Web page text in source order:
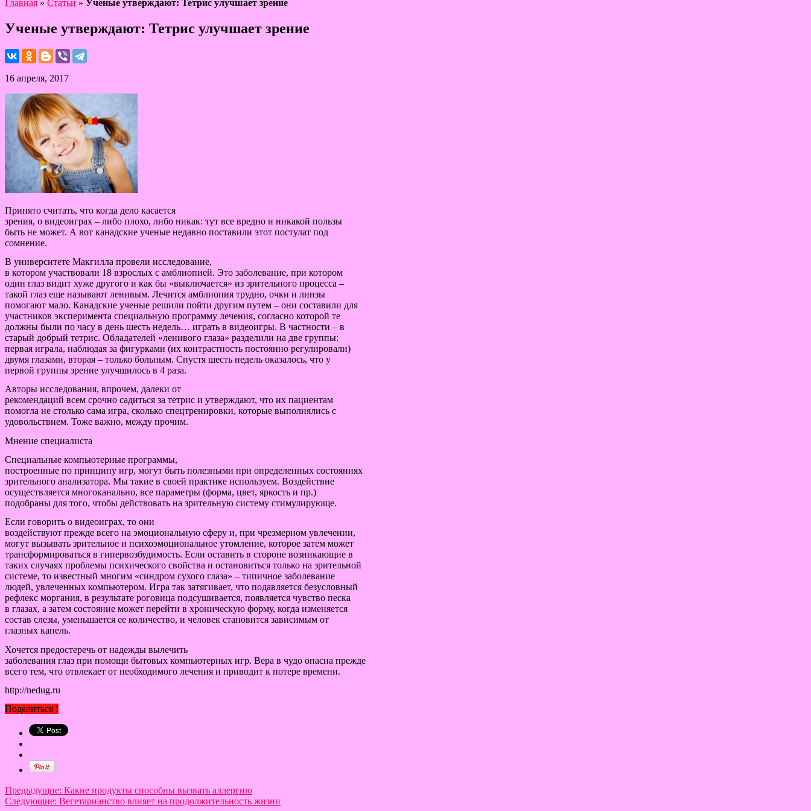
Главная » Статьи » Ученые утверждают: Тетрис улучшает зрение
Ученые утверждают: Тетрис улучшает зрение
16 апреля, 2017
Принято считать, что когда дело касается
зрения, о видеоиграх – либо плохо, либо никак: тут все вредно и никакой пользы
быть не может. А вот канадские ученые недавно поставили этот постулат под
сомнение.
В университете Макгилла провели исследование,
в котором участвовали 18 взрослых с амблиопией. Это заболевание, при котором
один глаз видит хуже другого и как бы «выключается» из зрительного процесса –
такой глаз еще называют ленивым. Лечится амблиопия трудно, очки и линзы
помогают мало. Канадские ученые решили пойти другим путем – они составили для
участников эксперимента специальную программу лечения, согласно которой те
должны были по часу в день шесть недель… играть в видеоигры. В частности – в
старый добрый тетрис. Обладателей «ленивого глаза» разделили на две группы:
первая играла, наблюдая за фигурками (их контрастность постоянно регулировали)
двумя глазами, вторая – только больным. Спустя шесть недель оказалось, что у
первой группы зрение улучшилось в 4 раза.
Авторы исследования, впрочем, далеки от
рекомендаций всем срочно садиться за тетрис и утверждают, что их пациентам
помогла не столько сама игра, сколько спецтренировки, которые выполнялись с
удовольствием. Тоже важно, между прочим.
Мнение специалиста
Специальные компьютерные программы,
построенные по принципу игр, могут быть полезными при определенных состояниях
зрительного анализатора. Мы такие в своей практике используем. Воздействие
осуществляется многоканально, все параметры (форма, цвет, яркость и пр.)
подобраны для того, чтобы действовать на зрительную систему стимулирующе.
Если говорить о видеоиграх, то они
воздействуют прежде всего на эмоциональную сферу и, при чрезмерном увлечении,
могут вызывать зрительное и психоэмоциональное утомление, которое затем может
трансформироваться в гипервозбудимость. Если оставить в стороне возникающие в
таких случаях проблемы психического свойства и остановиться только на зрительной
системе, то известный многим «синдром сухого глаза» – типичное заболевание
людей, увлеченных компьютером. Игра так затягивает, что подавляется безусловный
рефлекс моргания, в результате роговица подсушивается, появляется чувство песка
в глазах, а затем состояние может перейти в хроническую форму, когда изменяется
состав слезы, уменьшается ее количество, и человек становится зависимым от
глазных капель.
Хочется предостеречь от надежды вылечить
заболевания глаз при помощи бытовых компьютерных игр. Вера в чудо опасна прежде
всего тем, что отвлекает от необходимого лечения и приводит к потере времени.
http://nedug.ru
Поделиться !
Предыдущие: Какие продукты способны вызвать аллергию
Следующие: Вегетарианство влияет на продолжительность жизни